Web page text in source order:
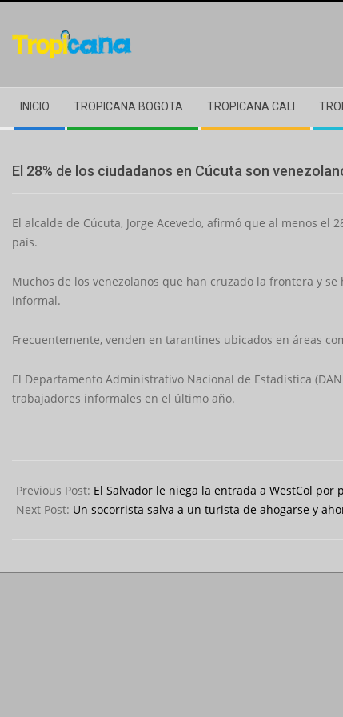
content
Navigation
Menu
INICIO TROPICANA BOGOTA TROPICANA CALI
El 28% de los ciudadanos en Cúcuta son
El alcalde de Cúcuta, Jorge Acevedo, afirmó que al menos
país.
Muchos de los venezolanos que han cruzado la frontera y
informal.
Frecuentemente, venden en tarantines ubicados en áreas
El Departamento Administrativo Nacional de Estadística
trabajadores informales en el último año.
09-
23
Previous Post: El Salvador le niega la entrada a WestCol
Next Post: Un socorrista salva a un turista de ahogarse y